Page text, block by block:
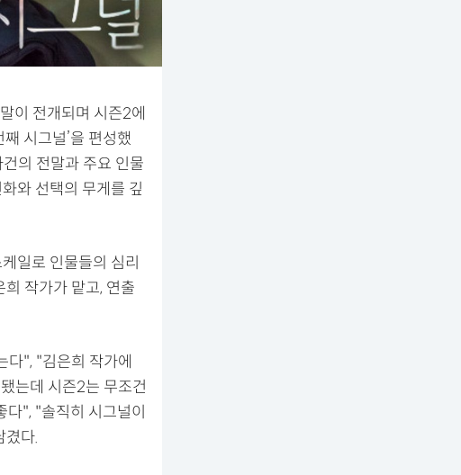
이 전개되며 시즌2에
시그널’을 편성했
의 전말과 주요 인물
와 선택의 무게를 깊
일로 인물들의 심리
희 작가가 맡고, 연출
다", "김은희 작가에
는데 시즌2는 무조건
", "솔직히 시그널이
겼다.